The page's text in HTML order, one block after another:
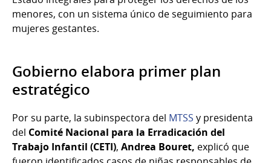
menores, con un sistema único de seguimiento para
mujeres gestantes.
Gobierno elabora primer plan
estratégico
Por su parte, la subinspectora del MTSS y presidenta
del Comité Nacional para la Erradicación del
Trabajo Infantil (CETI), Andrea Bouret, explicó que